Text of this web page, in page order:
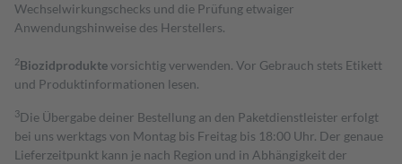
Wechselwirkungschecks und die Prüfung etwaiger
Anwendungshinweise des Herstellers.
2Biozidproduktevorsichtig verwenden. Vor Gebrauch stets Etikett
und Produktinformationen lesen.
3Die Übergabe deiner Bestellung an den Paketdienstleister erfolgt
bei uns werktags von Montag bis Freitag bis 18:00 Uhr. Der genaue
Lieferzeitpunkt kann je nach Region und in Abhängigkeit der